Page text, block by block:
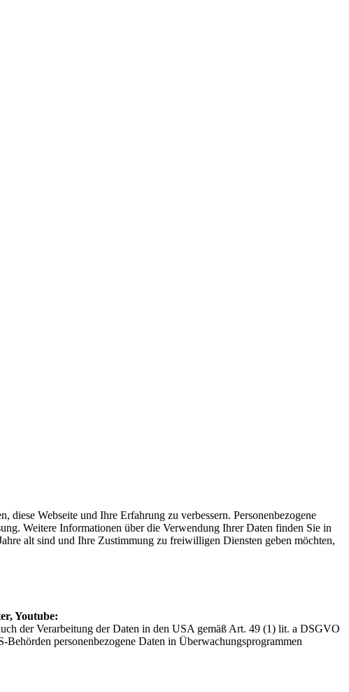
Webseite und Ihre Erfahrung zu verbessern. Personenbezogene
Weitere Informationen über die Verwendung Ihrer Daten finden Sie in
alt sind und Ihre Zustimmung zu freiwilligen Diensten geben möchten,
Youtube:
der Verarbeitung der Daten in den USA gemäß Art. 49 (1) lit. a DSGVO
personenbezogene Daten in Überwachungsprogrammen